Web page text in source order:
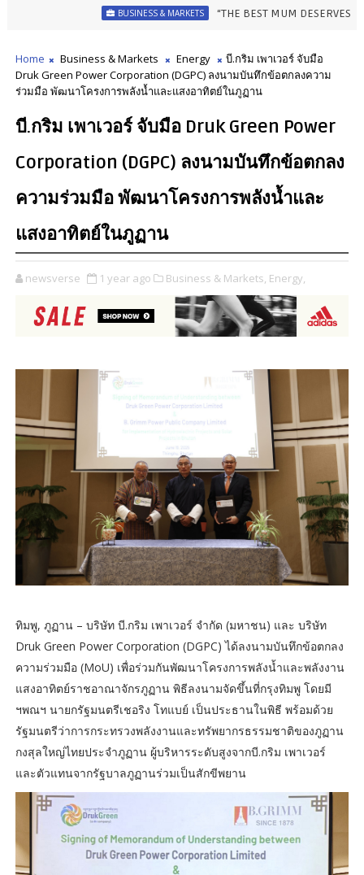
BUSINESS & MARKETS “THE BEST MUM DESERVES THE
Home Business & Markets Energy
บี.กริม เพาเวอร์ จับมือ
Druk Green Power Corporation (DGPC) ลงนามบันทึกข้อตกลงความ
ร่วมมือ พัฒนาโครงการพลังน้ำและแสงอาทิตย์ในภูฏาน
บี.กริม เพาเวอร์ จับมือ Druk Green Power
Corporation (DGPC) ลงนามบันทึกข้อตกลง
ความร่วมมือ พัฒนาโครงการพลังน้ำและ
แสงอาทิตย์ในภูฏาน
newsverse 1 year ago Business & Markets, Energy,
ทิมพู, ภูฏาน – บริษัท บี.กริม เพาเวอร์ จำกัด (มหาชน) และ บริษัท
Druk Green Power Corporation (DGPC) ได้ลงนามบันทึกข้อตกลง
ความร่วมมือ (MoU) เพื่อร่วมกันพัฒนาโครงการพลังน้ำและพลังงาน
แสงอาทิตย์ราชอาณาจักรภูฏาน พิธีลงนามจัดขึ้นที่กรุงทิมพู โดยมี
ฯพณฯ นายกรัฐมนตรีเชอริง โทแบย์ เป็นประธานในพิธี พร้อมด้วย
รัฐมนตรีว่าการกระทรวงพลังงานและทรัพยากรธรรมชาติของภูฏาน
กงสุลใหญ่ไทยประจำภูฏาน ผู้บริหารระดับสูงจากบี.กริม เพาเวอร์
และตัวแทนจากรัฐบาลภูฏานร่วมเป็นสักขีพยาน